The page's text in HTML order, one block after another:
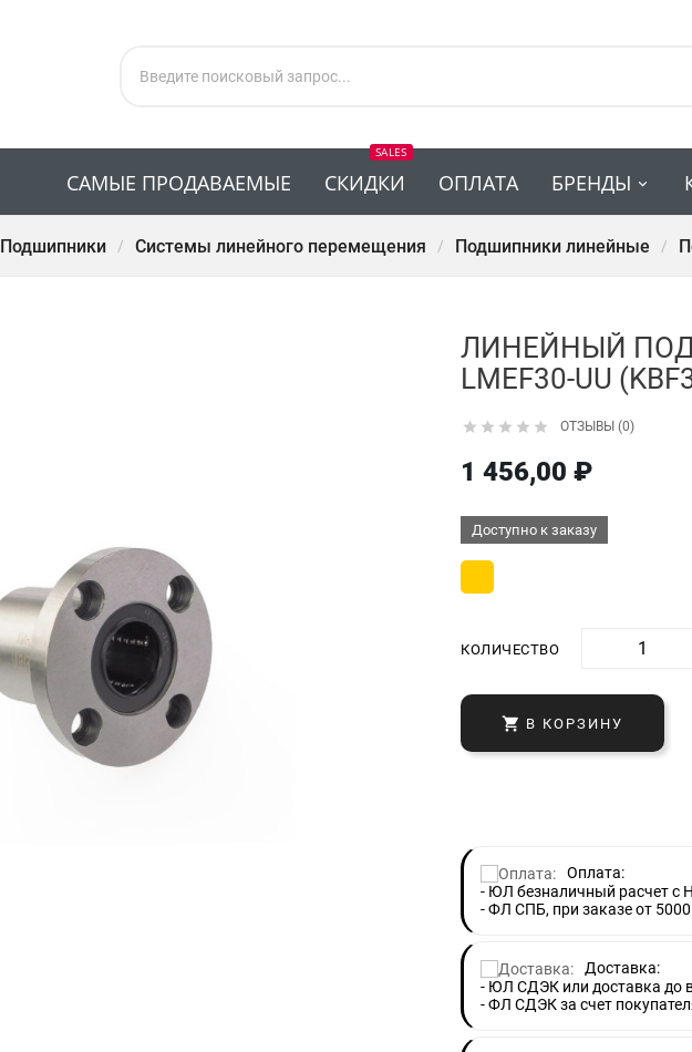
САМЫЕ ПРОДАВАЕМЫЕ СКИДКИ
SALES
ОПЛАТА БРЕНДЫ
Подшипники Системы линейного перемещения Подшипники линейные
ЛИНЕЙНЫЙ
LMEF30-UU
     ОТЗЫВЫ (0)
1 456,00 ₽
Доступно к заказу
КОЛИЧЕСТВО
 В КОРЗИНУ
Оплата:
- ЮЛ безналичный расчет с
- ФЛ СПБ, при заказе от
Доставка:
- ЮЛ СДЭК или доставка до
- ФЛ СДЭК за счет